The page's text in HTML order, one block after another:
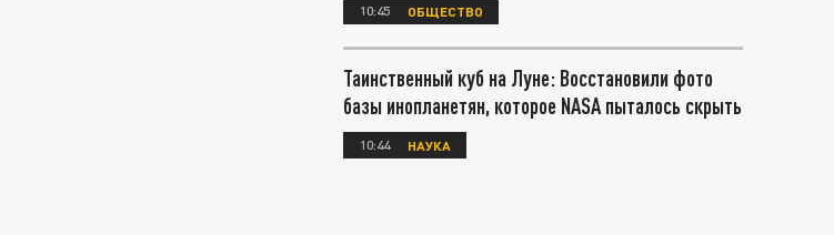
10:45 ОБЩЕСТВО
Таинственный куб на Луне: Восстановили фото
базы инопланетян, которое NASA пыталось скрыть
10:44 НАУКА